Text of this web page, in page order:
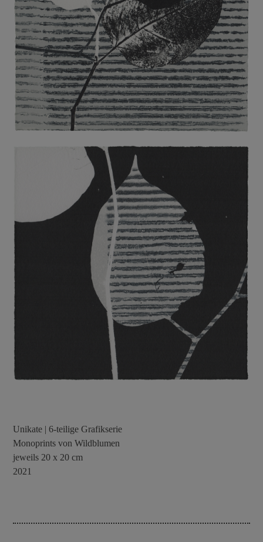
Unikate | 6-teilige Grafikserie
Monoprints von Wildblumen
jeweils 20 x 20 cm
2021